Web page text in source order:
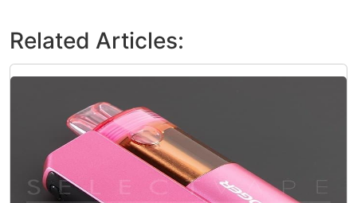
Related Articles: